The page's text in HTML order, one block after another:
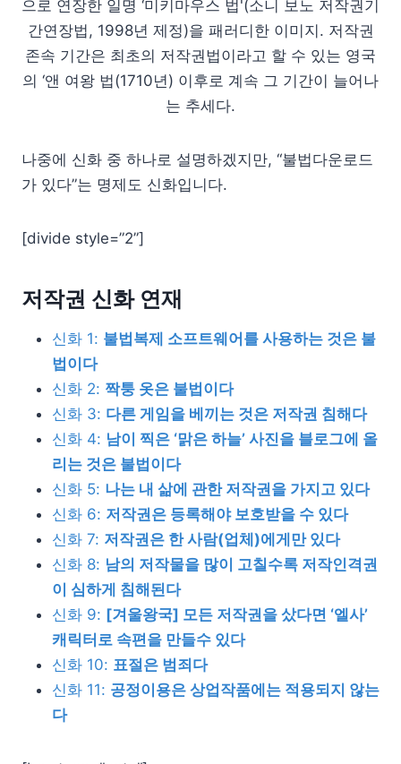
으로 연장한 일명 ‘미키마우스 법'(소니 보노 저작권기
간연장법, 1998년 제정)을 패러디한 이미지. 저작권
존속 기간은 최초의 저작권법이라고 할 수 있는 영국
의 ‘앤 여왕 법(1710년) 이후로 계속 그 기간이 늘어나
는 추세다.
나중에 신화 중 하나로 설명하겠지만, “불법다운로드
가 있다”는 명제도 신화입니다.
[divide style=”2”]
저작권 신화 연재
신화 1: 불법복제 소프트웨어를 사용하는 것은 불
법이다
신화 2: 짝퉁 옷은 불법이다
신화 3: 다른 게임을 베끼는 것은 저작권 침해다
신화 4: 남이 찍은 ‘맑은 하늘’ 사진을 블로그에 올
리는 것은 불법이다
신화 5: 나는 내 삶에 관한 저작권을 가지고 있다
신화 6: 저작권은 등록해야 보호받을 수 있다
신화 7: 저작권은 한 사람(업체)에게만 있다
신화 8: 남의 저작물을 많이 고칠수록 저작인격권
이 심하게 침해된다
신화 9: [겨울왕국] 모든 저작권을 샀다면 ‘엘사’
캐릭터로 속편을 만들수 있다
신화 10: 표절은 범죄다
신화 11: 공정이용은 상업작품에는 적용되지 않는
다